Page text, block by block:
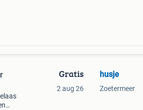
Gratis
2 aug 26
husje
Zoetermeer